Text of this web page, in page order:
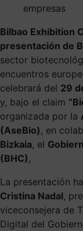
empresas
Bilbao Exhibition
presentación de
sector
encuentros
celebrará del 29
y, bajo el claim
organizada por la
(AseBio) , en
Bizkaia, el
(BHC) ,
La presentación
Cristina Nadal,
viceconsejera de
Digital del